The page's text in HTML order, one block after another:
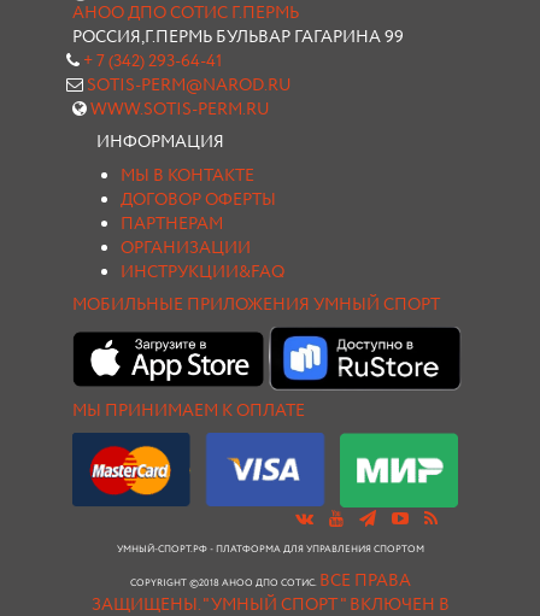
АНОО ДПО СОТИС Г.ПЕРМЬ
РОССИЯ,Г.ПЕРМЬ БУЛЬВАР ГАГАРИНА 99
+ 7 (342) 293-64-41
SOTIS-PERM@NAROD.RU
WWW.SOTIS-PERM.RU
ИНФОРМАЦИЯ
МЫ В КОНТАКТЕ
ДОГОВОР ОФЕРТЫ
ПАРТНЕРАМ
ОРГАНИЗАЦИИ
ИНСТРУКЦИИ&FAQ
МОБИЛЬНЫЕ ПРИЛОЖЕНИЯ УМНЫЙ СПОРТ
МЫ ПРИНИМАЕМ К ОПЛАТЕ
УМНЫЙ-СПОРТ.РФ - ПЛАТФОРМА ДЛЯ УПРАВЛЕНИЯ СПОРТОМ
COPYRIGHT ©2018 АНОО ДПО СОТИС. ВСЕ ПРАВА
ЗАЩИЩЕНЫ."УМНЫЙ СПОРТ " ВКЛЮЧЕН В